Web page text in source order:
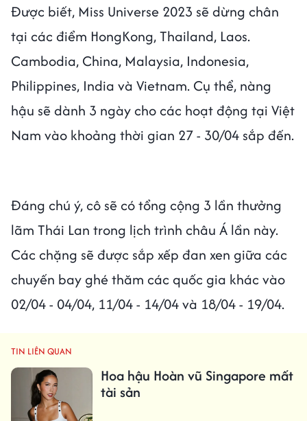
Được biết, Miss Universe 2023 sẽ dừng chân
tại các điểm HongKong, Thailand, Laos.
Cambodia, China, Malaysia, Indonesia,
Philippines, India và Vietnam. Cụ thể, nàng
hậu sẽ dành 3 ngày cho các hoạt động tại Việt
Nam vào khoảng thời gian 27 - 30/04 sắp đến.
Đáng chú ý, cô sẽ có tổng cộng 3 lần thưởng
lãm Thái Lan trong lịch trình châu Á lần này.
Các chặng sẽ được sắp xếp đan xen giữa các
chuyến bay ghé thăm các quốc gia khác vào
02/04 - 04/04, 11/04 - 14/04 và 18/04 - 19/04.
TIN LIÊN QUAN
Hoa hậu Hoàn vũ Singapore mất
tài sản